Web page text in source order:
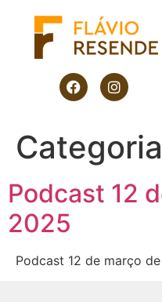
Podcast 12
2025
Podcast 12 de março